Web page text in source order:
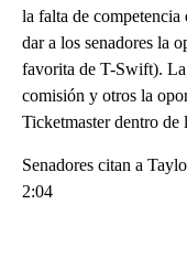
la falta de
dar a los senadores la
favorita de T-Swift).
comisión y otros la
Ticketmaster dentro de
Senadores citan a
2:04